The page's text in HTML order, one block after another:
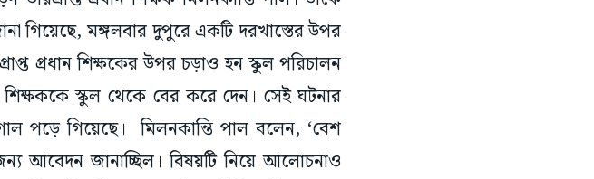
গিয়েছে, মঙ্গলবার দুপুরে একটি দরখাস্তের উপর
প্রধান শিক্ষকের উপর চড়াও হন স্কুল পরিচালন
শিক্ষককে স্কুল থেকে বের করে দেন। সেই ঘটনার
পড়ে গিয়েছে। মিলনকান্তি পাল বলেন, ‘বেশ
আবেদন জানাচ্ছিল। বিষয়টি নিয়ে আলোচনাও